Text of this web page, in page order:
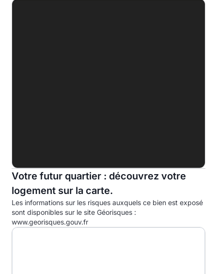
C
D
E
F
Votre futur quartier : découvrez votre
logement sur la carte.
Les informations sur les risques auxquels ce bien est exposé
sont disponibles sur le site Géorisques :
www.georisques.gouv.fr